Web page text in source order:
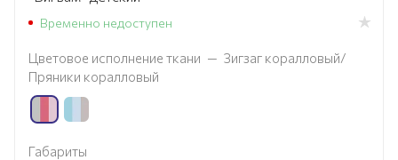
Временно недоступен
Цветовое исполнение ткани — Зигзаг коралловый/
Пряники коралловый
Габариты